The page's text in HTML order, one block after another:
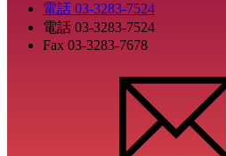
電話 03-3283-7524
電話 03-3283-7524
Fax 03-3283-7678